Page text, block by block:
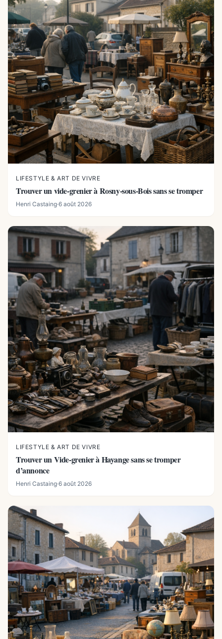
LIFESTYLE & ART DE VIVRE
Trouver un vide-grenier à Rosny-sous-Bois sans se tromper
Henri Castaing·6 août 2026
LIFESTYLE & ART DE VIVRE
Trouver un Vide-grenier à Hayange sans se tromper
d’annonce
Henri Castaing·6 août 2026